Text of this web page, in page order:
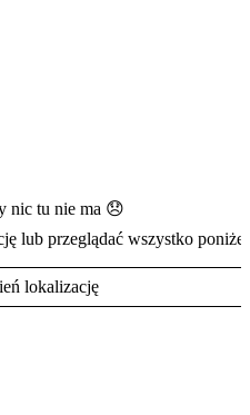
nic tu nie ma 😞
lub przeglądać wszystko poniżej
lokalizację